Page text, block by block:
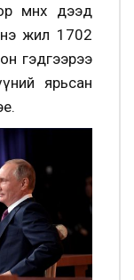
өмнөх дээд
жил 1702
гэдгээрээ
ярьсан